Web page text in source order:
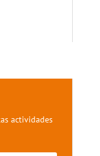
actividades